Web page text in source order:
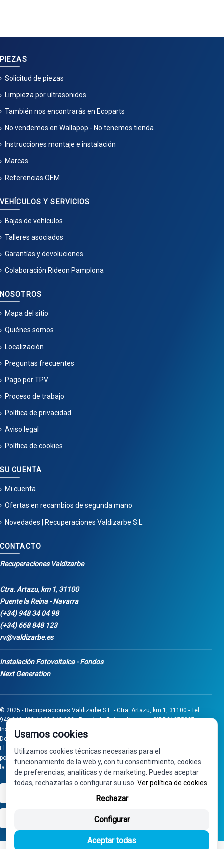
PIEZAS
Solicitud de piezas
Limpieza por ultrasonidos
También nos encontrarás en Ecoparts
No vendemos en Wallapop - No tenemos tienda
Instrucciones montaje e instalación
Marcas
Referencias OEM
VEHÍCULOS Y SERVICIOS
Bajas de vehículos
Talleres asociados
Garantías y devoluciones
Colaboración Rideon Pamplona
NOSOTROS
Mapa del sitio
Quiénes somos
Localización
Preguntas frecuentes
Pago por TPV
Proceso de trabajo
Política de privacidad
Aviso legal
Política de cookies
SU CUENTA
Mi cuenta
Ofertas en recambios de segunda mano
Novedades | Recuperaciones Valdizarbe S.L.
CONTACTO
Recuperaciones Valdizarbe
Ctra. Artazu, km 1, 31100
Puente la Reina - Navarra
(+34) 948 34 04 98
(+34) 668 848 123
rv@valdizarbe.es
Instalación Fotovoltaica - Fondos
Next Generation
© 2025 - Recuperaciones Valdizarbe S.L. - Ctra. Artazu, km 1, 31100 - Tel:
948 340 498 / 668 848 123 - Puente la Reina - Navarra - CIF B31275837.
Inscrita en el Registro Mercantil de Navarra, Tomo 32, Folio 75, Hoja 525.
Desarrollado porSeintosoft
El proyecto de inversión "0011-0558-2024-000008" ha sido subvencionado
por Gobierno de Navarra al amparo de la convocatoria de 2024 de Ayudas a
la inversión en pymes industriales
Usamos cookies
Utilizamos cookies técnicas necesarias para el
funcionamiento de la web y, con tu consentimiento, cookies
de preferencias, analíticas y de marketing. Puedes aceptar
todas, rechazarlas o configurar su uso. Ver política de cookies
Rechazar
Configurar
Aceptar todas